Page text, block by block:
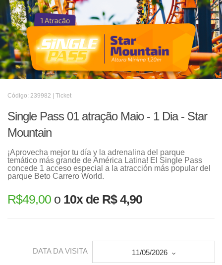
Código: 239982 | Ticket
Single Pass 01 atração Maio - 1 Dia - Star
Mountain
¡Aprovecha mejor tu día y la adrenalina del parque
temático más grande de América Latina! El Single Pass
concede 1 acceso especial a la atracción más popular del
parque Beto Carrero World.
R$49,00 o 10x de R$ 4,90
DATA DA VISITA 11/05/2026